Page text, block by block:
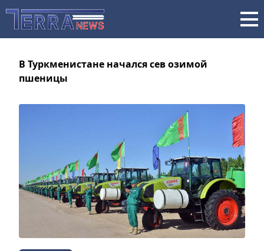
В Туркменистане начался сев озимой
пшеницы